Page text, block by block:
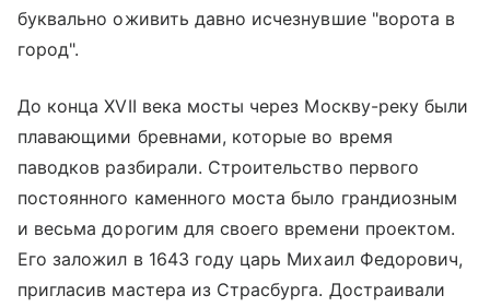
буквально оживить давно исчезнувшие "ворота в
город".
До конца XVII века мосты через Москву-реку были
плавающими бревнами, которые во время
паводков разбирали. Строительство первого
постоянного каменного моста было грандиозным
и весьма дорогим для своего времени проектом.
Его заложил в 1643 году царь Михаил Федорович,
пригласив мастера из Страсбурга. Достраивали